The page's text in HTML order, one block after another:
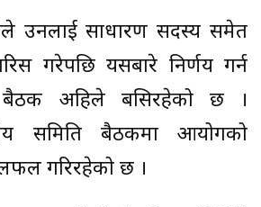
उनलाई साधारण सदस्य समेत
गरेपछि यसबारे निर्णय गर्न
बैठक अहिले बसिरहेको छ ।
समिति बैठकमा आयोगको
गरिरहेको छ ।